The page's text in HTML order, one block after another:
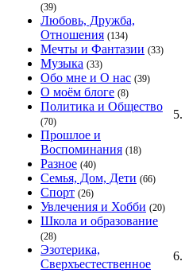
(39)
Любовь, Дружба,
Отношения (134)
Мечты и Фантазии (33)
Музыка (33)
Обо мне и О нас (39)
О моём блоге (8)
Политика и Общество
(70)
Прошлое и
Воспоминания (18)
Разное (40)
Семья, Дом, Дети (66)
Спорт (26)
Увлечения и Хобби (20)
Школа и образование
(28)
Эзотерика,
Сверхъестественное
5.
6.